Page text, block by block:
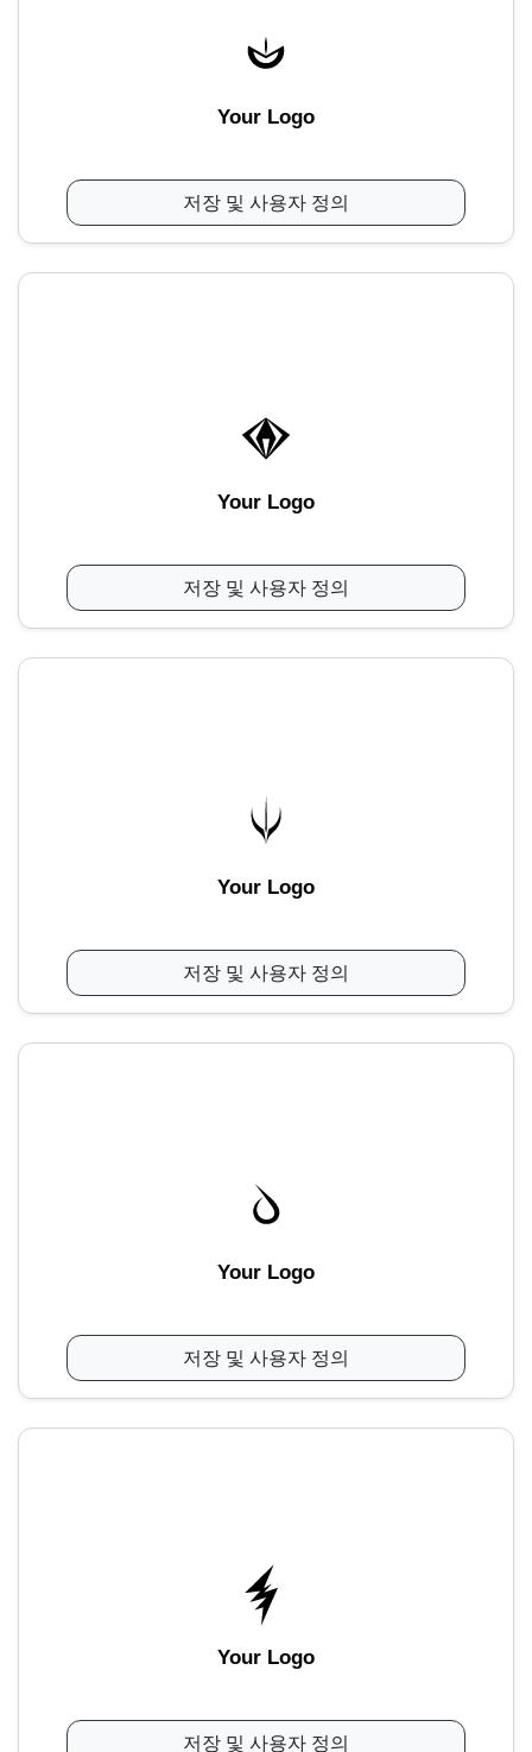
Your Logo
저장 및 사용자 정의
Your Logo
저장 및 사용자 정의
Your Logo
저장 및 사용자 정의
Your Logo
저장 및 사용자 정의
Your Logo
저장 및 사용자 정의